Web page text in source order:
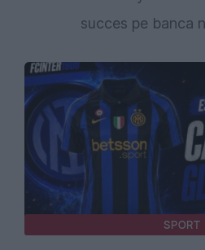
succes pe banca
SPORT